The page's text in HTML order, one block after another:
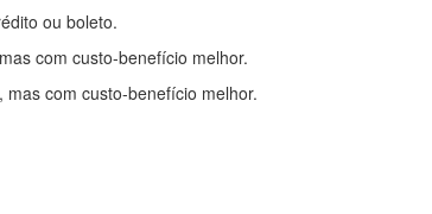
ou boleto.
com custo-benefício melhor.
com custo-benefício melhor.